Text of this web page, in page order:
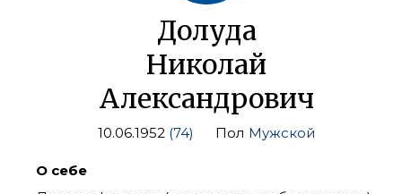
Долуда
Николай
Александрович
10.06.1952 (74) Пол Мужской
О себе